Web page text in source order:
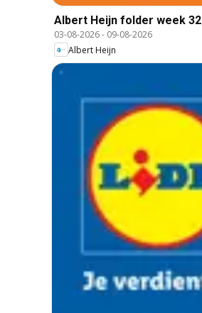
Albert Heijn folder week 32
03-08-2026- 09-08-2026
Albert Heijn